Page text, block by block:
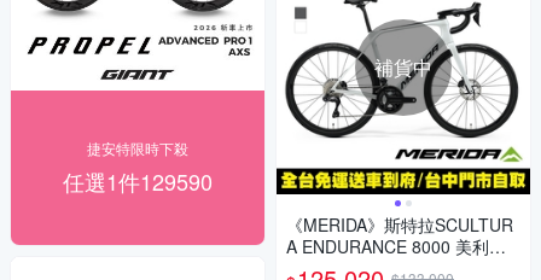
捷安特限時下殺
任選1件129590
補貨中
《MERIDA》斯特拉SCULTUR
A ENDURANCE 8000 美利達
碳纖維全能型長程公路車 無附